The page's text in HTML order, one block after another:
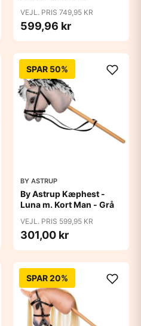
VEJL. PRIS 749,95 KR
599,96 kr
SPAR 50%
BY ASTRUP
By Astrup Kæphest -
Luna m. Kort Man - Grå
VEJL. PRIS 599,95 KR
301,00 kr
SPAR 20%